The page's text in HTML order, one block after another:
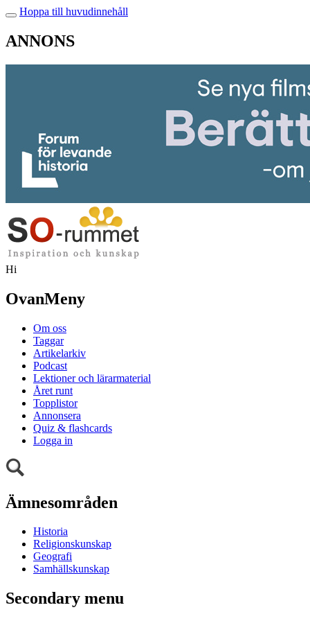
Hoppa till huvudinnehåll
ANNONS
Hi
OvanMeny
Om oss
Taggar
Artikelarkiv
Podcast
Lektioner och lärarmaterial
Året runt
Topplistor
Annonsera
Quiz & flashcards
Logga in
Ämnesområden
Historia
Religionskunskap
Geografi
Samhällskunskap
Secondary menu